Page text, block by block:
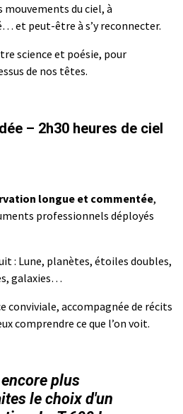
mouvements du ciel, à
et peut-être à s’y reconnecter.
science et poésie, pour
de nos têtes.
– 2h30 heures de ciel
longue et commentée,
professionnels déployés
: Lune, planètes, étoiles doubles,
galaxies…
conviviale, accompagnée de récits
comprendre ce que l’on voit.
plus
le choix d'un